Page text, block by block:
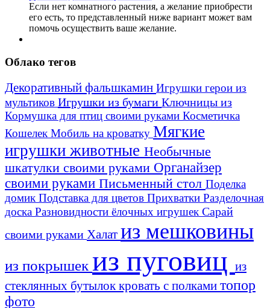
Если нет комнатного растения, а желание приобрести
его есть, то представленный ниже вариант может вам
помочь осуществить ваше желание.
Облако тегов
Декоративный фальшкамин Игрушки герои из
мультиков Игрушки из бумаги Ключницы из
Кормушка для птиц своими руками Косметичка
Кошелек Мобиль на кроватку Мягкие
игрушки животные Необычные
шкатулки своими руками Органайзер
своими руками Письменный стол Поделка
домик Подставка для цветов Прихватки Разделочная
доска Разновидности ёлочных игрушек Сарай
своими руками Халат из мешковины
из покрышек из пуговиц из
стеклянных бутылоккровать с полками топор
фото